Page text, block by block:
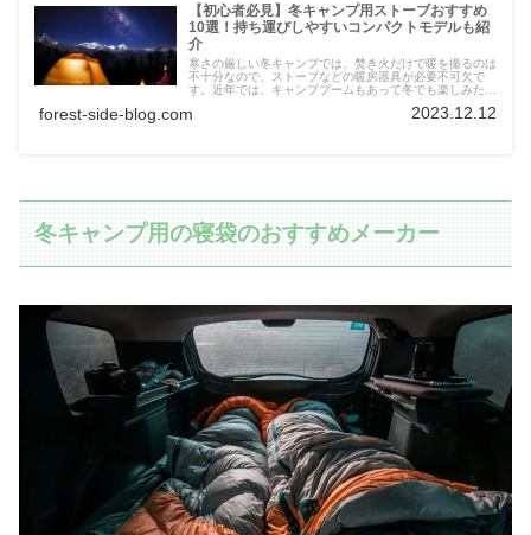
【初心者必見】冬キャンプ用ストーブおすすめ
10選！持ち運びしやすいコンパクトモデルも紹
介
寒さの厳しい冬キャンプでは、焚き火だけで暖を撮るのは
不十分なので、ストーブなどの暖房器具が必要不可欠で
す。近年では、キャンプブームもあって冬でも楽しみたい
トーブといっても様々な種類があり、どれがいいのか迷っ
forest-side-blog.com 2023.12.12
冬キャンプ用の寝袋のおすすめメーカー